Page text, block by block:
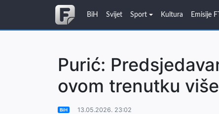
BiH Svijet Sport Kultura Emisije
Purić:
ovom trenutku
BiH 13.05.2026. 23:02